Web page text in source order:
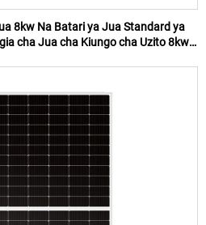
8kw Na Batari ya Jua Standard ya
cha Jua cha Kiungo cha Uzito 8kw